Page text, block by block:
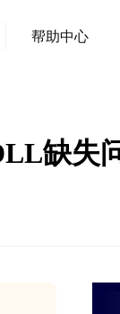
帮助中心
缺失